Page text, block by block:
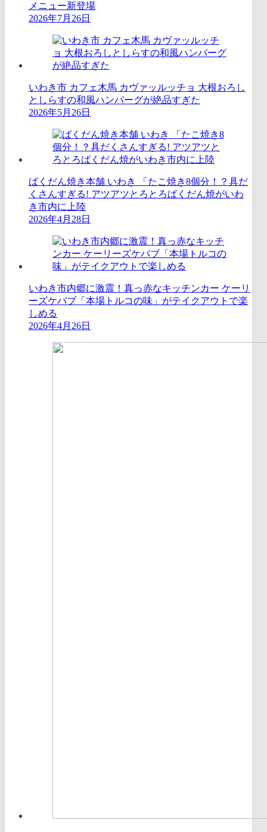
メニュー新登場
2026年7月26日
いわき市 カフェ木馬 カヴァッルッチョ 大根おろし
としらすの和風ハンバーグが絶品すぎた
2026年5月26日
ばくだん焼き本舗 いわき 「たこ焼き8個分！？具だ
くさんすぎる! アツアツとろとろばくだん焼がいわ
き市内に上陸
2026年4月28日
いわき市内郷に激震！真っ赤なキッチンカー ケーリ
ーズケバブ「本場トルコの味」がテイクアウトで楽
しめる
2026年4月26日